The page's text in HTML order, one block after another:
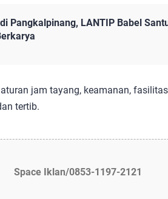
Pangkalpinang, LANTIP Babel
jam tayang, keamanan,
tertib.
Space Iklan/0853-1197-2121